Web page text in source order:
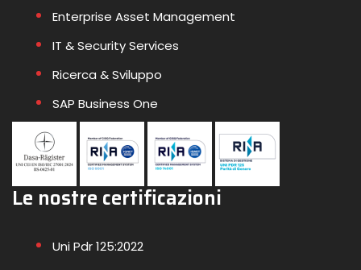
Enterprise Asset Management
IT & Security Services
Ricerca & Sviluppo
SAP Business One
Le nostre certificazioni
Uni Pdr 125:2022